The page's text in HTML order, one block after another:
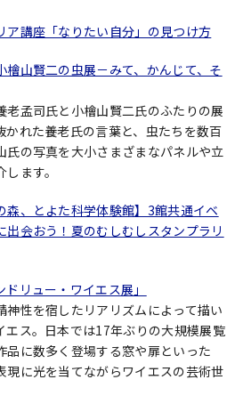
ア講座「なりたい自分」の見つけ方
檜山賢二の虫展－みて、かんじて、そ
老孟司氏と小檜山賢二氏のふたりの展
かれた養老氏の言葉と、虫たちを数百
氏の写真を大小さまざまなパネルや立
ます。
森、とよた科学体験館】3館共通イベ
会おう！夏のむしむしスタンプラリ
リュー・ワイエス展」
神性を宿したリアリズムによって描い
エス。日本では17年ぶりの大規模展覧
品に数多く登場する窓や扉といった
現に光を当てながらワイエスの芸術世